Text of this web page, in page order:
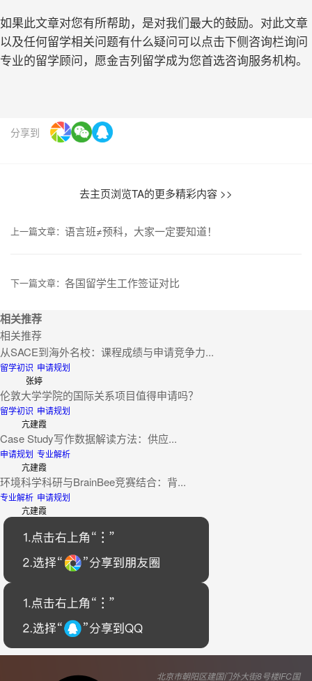
如果此文章对您有所帮助，是对我们最大的鼓励。对此文章
以及任何留学相关问题有什么疑问可以点击下侧咨询栏询问
专业的留学顾问，愿金吉列留学成为您首选咨询服务机构。
分享到
去主页浏览TA的更多精彩内容 >>
上一篇文章： 语言班≠预科，大家一定要知道！
下一篇文章： 各国留学生工作签证对比
相关推荐
相关推荐
从SACE到海外名校：课程成绩与申请竞争力...
留学初识 申请规划
张婷
伦敦大学学院的国际关系项目值得申请吗？
留学初识 申请规划
亢建霞
Case Study写作数据解读方法：供应...
申请规划 专业解析
亢建霞
环境科学科研与BrainBee竞赛结合：背...
专业解析 申请规划
亢建霞
北京市朝阳区建国门外大街8号楼IFC国